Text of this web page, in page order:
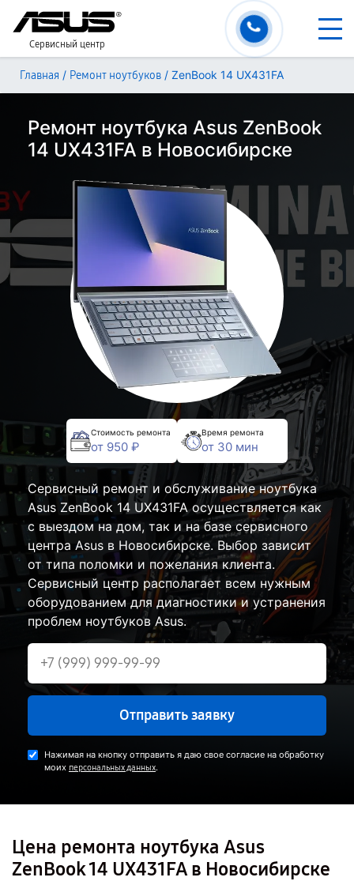
Сервисный центр
Главная / Ремонт ноутбуков / ZenBook 14 UX431FA
Ремонт ноутбука Asus ZenBook
14 UX431FA в Новосибирске
Стоимость ремонта
от 950 ₽
Время ремонта
от 30 мин
Сервисный ремонт и обслуживание ноутбука
Asus ZenBook 14 UX431FA осуществляется как
с выездом на дом, так и на базе сервисного
центра Asus в Новосибирске. Выбор зависит
от типа поломки и пожелания клиента.
Сервисный центр располагает всем нужным
оборудованием для диагностики и устранения
проблем ноутбуков Asus.
Отправить заявку
Нажимая на кнопку отправить я даю свое согласие на обработку
моих персональных данных.
Цена ремонта ноутбука Asus
ZenBook 14 UX431FA в Новосибирске